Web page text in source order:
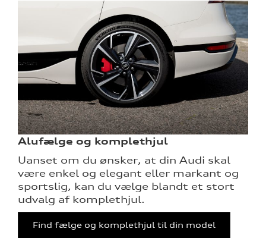
Alufælge og komplethjul
Uanset om du ønsker, at din Audi skal
være enkel og elegant eller markant og
sportslig, kan du vælge blandt et stort
udvalg af komplethjul.
Find fælge og komplethjul til din model